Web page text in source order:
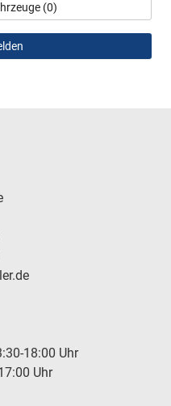
(0)
18:00 Uhr
Uhr